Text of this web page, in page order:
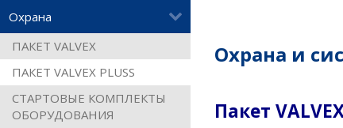
Охрана
ПАКЕТ VALVEX
ПАКЕТ VALVEX PLUSS
СТАРТОВЫЕ КОМПЛЕКТЫ
ОБОРУДОВАНИЯ
Охрана и
Пакет